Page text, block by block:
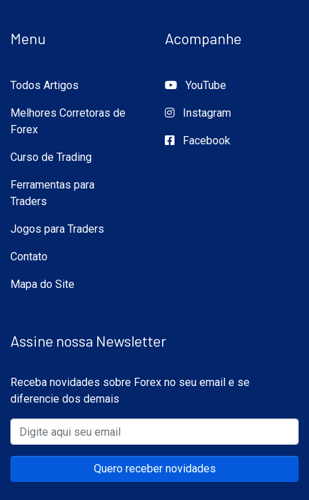
Menu
Todos Artigos
Melhores Corretoras de
Forex
Curso de Trading
Ferramentas para
Traders
Jogos para Traders
Contato
Mapa do Site
Acompanhe
YouTube
Instagram
Facebook
Assine nossa Newsletter
Receba novidades sobre Forex no seu email e se
diferencie dos demais
Quero receber novidades